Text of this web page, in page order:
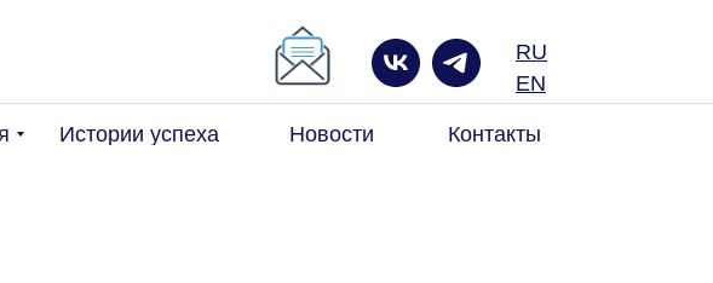
RU
EN
Новости Контакты
Истории успеха
Поиск по сайту